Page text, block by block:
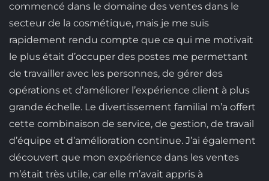
commencé dans le domaine des ventes dans le
secteur de la cosmétique, mais je me suis
rapidement rendu compte que ce qui me motivait
le plus était d’occuper des postes me permettant
de travailler avec les personnes, de gérer des
opérations et d’améliorer l’expérience client à plus
grande échelle. Le divertissement familial m’a offert
cette combinaison de service, de gestion, de travail
d’équipe et d’amélioration continue. J’ai également
découvert que mon expérience dans les ventes
m’était très utile, car elle m’avait appris à